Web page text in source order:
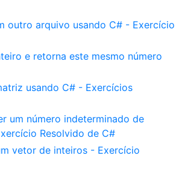
outro arquivo usando C# - Exercício
e retorna este mesmo número
usando C# - Exercícios
um número indeterminado de
Resolvido de C#
vetor de inteiros - Exercício